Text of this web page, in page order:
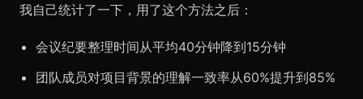
我自己统计了一下，用了这个方法之后：
会议纪要整理时间从平均40分钟降到15分钟
团队成员对项目背景的理解一致率从60%提升到85%